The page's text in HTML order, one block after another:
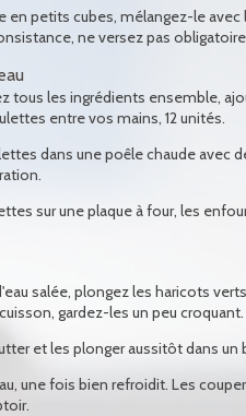
en petits cubes, mélangez-le
ne versez pas
tous les ingrédients ensemble,
entre vos mains, 12 unités.
dans une poêle chaude avec
sur une plaque à four, les
salée, plongez les haricots
gardez-les un peu croquant.
et les plonger aussitôt dans un
une fois bien refroidit. Les